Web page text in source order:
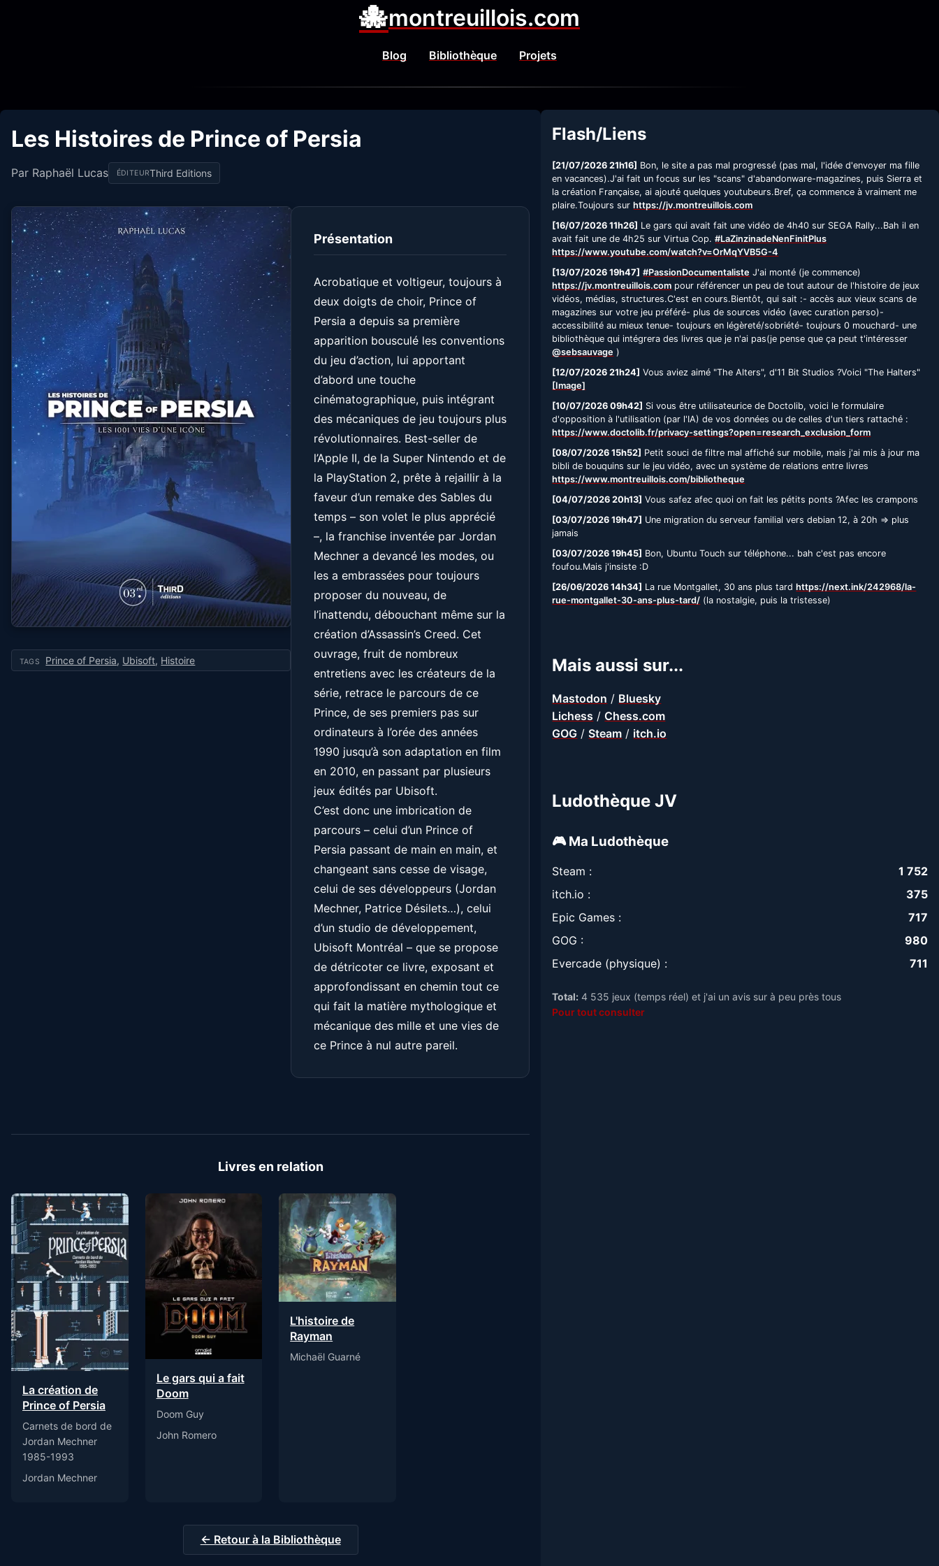
🐙montreuillois.com
Blog Bibliothèque Projets
Les Histoires de Prince of Persia
Par Raphaël Lucas ÉDITEURThird Editions
TAGS Prince of Persia, Ubisoft, Histoire
Présentation
Acrobatique et voltigeur, toujours à
deux doigts de choir, Prince of
Persia a depuis sa première
apparition bousculé les conventions
du jeu d’action, lui apportant
d’abord une touche
cinématographique, puis intégrant
des mécaniques de jeu toujours plus
révolutionnaires. Best-seller de
l’Apple II, de la Super Nintendo et de
la PlayStation 2, prête à rejaillir à la
faveur d’un remake des Sables du
temps – son volet le plus apprécié
–, la franchise inventée par Jordan
Mechner a devancé les modes, ou
les a embrassées pour toujours
proposer du nouveau, de
l’inattendu, débouchant même sur la
création d’Assassin’s Creed. Cet
ouvrage, fruit de nombreux
entretiens avec les créateurs de la
série, retrace le parcours de ce
Prince, de ses premiers pas sur
ordinateurs à l’orée des années
1990 jusqu’à son adaptation en film
en 2010, en passant par plusieurs
jeux édités par Ubisoft.
C’est donc une imbrication de
parcours – celui d’un Prince of
Persia passant de main en main, et
changeant sans cesse de visage,
celui de ses développeurs (Jordan
Mechner, Patrice Désilets…), celui
d’un studio de développement,
Ubisoft Montréal – que se propose
de détricoter ce livre, exposant et
approfondissant en chemin tout ce
qui fait la matière mythologique et
mécanique des mille et une vies de
ce Prince à nul autre pareil.
Livres en relation
La création de
Prince of Persia
Carnets de bord de
Jordan Mechner
1985-1993
Jordan Mechner
Le gars qui a fait
Doom
Doom Guy
John Romero
L'histoire de
Rayman
Michaël Guarné
← Retour à la Bibliothèque
Flash/Liens
[21/07/2026 21h16] Bon, le site a pas mal progressé (pas mal, l'idée d'envoyer ma fille
en vacances).J'ai fait un focus sur les "scans" d'abandonware-magazines, puis Sierra et
la création Française, ai ajouté quelques youtubeurs.Bref, ça commence à vraiment me
plaire.Toujours surhttps://jv.montreuillois.com
[16/07/2026 11h26] Le gars qui avait fait une vidéo de 4h40 sur SEGA Rally...Bah il en
avait fait une de 4h25 sur Virtua Cop.#LaZinzinadeNenFinitPlus
https://www.youtube.com/watch?v=OrMqYVB5G-4
[13/07/2026 19h47] #PassionDocumentaliste J'ai monté (je commence)
https://jv.montreuillois.com pour référencer un peu de tout autour de l'histoire de jeux
vidéos, médias, structures.C'est en cours.Bientôt, qui sait :- accès aux vieux scans de
magazines sur votre jeu préféré- plus de sources vidéo (avec curation perso)-
accessibilité au mieux tenue- toujours en légèreté/sobriété- toujours 0 mouchard- une
bibliothèque qui intégrera des livres que je n'ai pas(je pense que ça peut t'intéresser
@sebsauvage )
[12/07/2026 21h24] Vous aviez aimé "The Alters", d'11 Bit Studios ?Voici "The Halters"
[Image]
[10/07/2026 09h42] Si vous être utilisateurice de Doctolib, voici le formulaire
d'opposition à l'utilisation (par l'IA) de vos données ou de celles d'un tiers rattaché :
https://www.doctolib.fr/privacy-settings?open=research_exclusion_form
[08/07/2026 15h52] Petit souci de filtre mal affiché sur mobile, mais j'ai mis à jour ma
bibli de bouquins sur le jeu vidéo, avec un système de relations entre livres
https://www.montreuillois.com/bibliotheque
[04/07/2026 20h13] Vous safez afec quoi on fait les pétits ponts ?Afec les crampons
[03/07/2026 19h47] Une migration du serveur familial vers debian 12, à 20h => plus
jamais
[03/07/2026 19h45] Bon, Ubuntu Touch sur téléphone... bah c'est pas encore
foufou.Mais j'insiste :D
[26/06/2026 14h34] La rue Montgallet, 30 ans plus tardhttps://next.ink/242968/la-
rue-montgallet-30-ans-plus-tard/ (la nostalgie, puis la tristesse)
Mais aussi sur...
Mastodon / Bluesky
Lichess /Chess.com
GOG / Steam / itch.io
Ludothèque JV
🎮 Ma Ludothèque
Steam :
1 752
itch.io :
375
Epic Games :
717
GOG :
980
Evercade (physique) :
711
Total: 4 535 jeux (temps réel) et j'ai un avis sur à peu près tous
Pour tout consulter